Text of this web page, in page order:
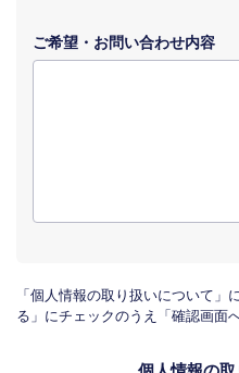
ご希望・ お問い合わせ内容
「個人情報の取り扱いについて」
る」にチェックのうえ「確認画面